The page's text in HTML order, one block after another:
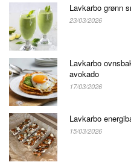
Lavkarbo grønn
23/03/2026
Lavkarbo
avokado
17/03/2026
Lavkarbo
15/03/2026